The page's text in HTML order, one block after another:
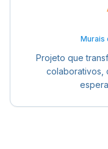
Murais
Projeto que
colaborativos,